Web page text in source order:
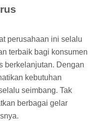
perusahaan ini selalu
terbaik bagi konsumen
berkelanjutan. Dengan
kebutuhan
seimbang. Tak
berbagai gelar